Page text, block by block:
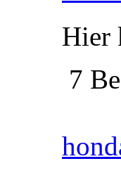
Hier
7